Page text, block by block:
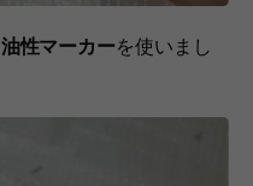
油性マーカーを使いまし